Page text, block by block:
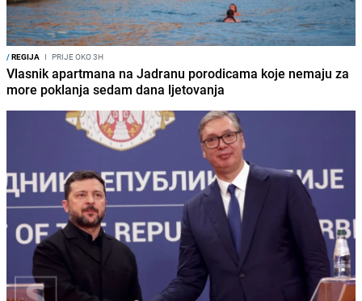
/REGIJA I PRIJE OKO 3H
Vlasnik apartmana na Jadranu porodicama koje nemaju za
more poklanja sedam dana ljetovanja